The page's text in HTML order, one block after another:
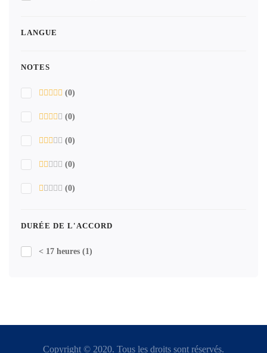
LANGUE
NOTES
(0)
(0)
(0)
(0)
(0)
DURÉE DE L'ACCORD
< 17 heures (1)
Copyright © 2020. Tous les droits sont réservés.